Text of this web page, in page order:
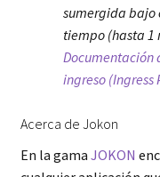
sumergida bajo
tiempo (hasta 1
Documentación
ingreso (Ingress
Acerca de Jokon
En la gama JOKON